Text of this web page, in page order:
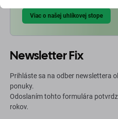
Viac o našej uhlíkovej stope
Newsletter Fix
Prihláste sa na odber newslettera
ponuky.
Odoslaním tohto formulára
rokov.